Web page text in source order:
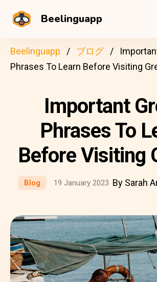
Beelinguapp
Beelinguapp ブログ
Phrases To Learn Before Visiting
Important
Phrases To
Before Visiting
Blog 19 January 2023 By Sarah